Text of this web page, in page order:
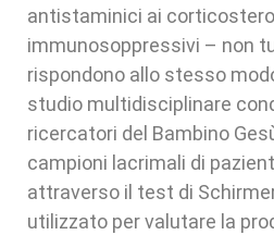
antistaminici ai
immunosoppressivi – non
rispondono allo stesso
studio multidisciplinare
ricercatori del Bambino
campioni lacrimali di
attraverso il test di
utilizzato per valutare la